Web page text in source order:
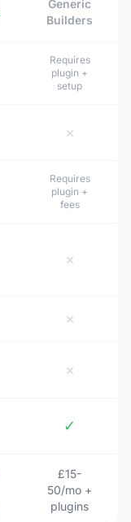
Generic
Builders
Requires
plugin +
setup
×
Requires
plugin +
fees
×
×
×
✓
£15-
50/mo +
plugins